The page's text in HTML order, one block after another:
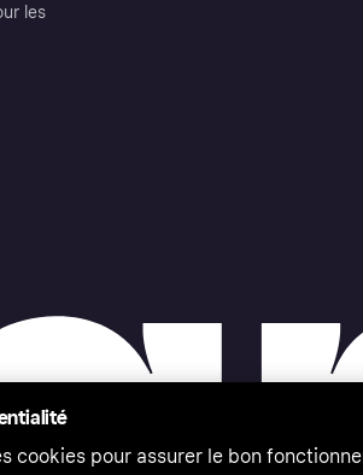
les
cookies pour assurer le bon